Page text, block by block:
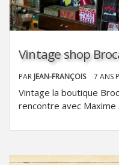
Vintage shop
PAR JEAN-FRANÇOIS 7 ANS
Vintage la boutique
rencontre avec Maxime